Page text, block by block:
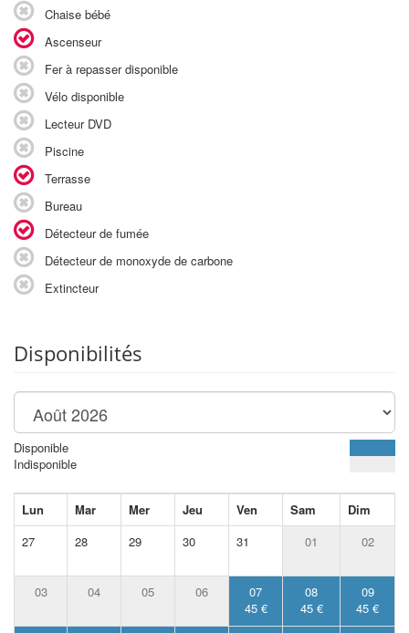
Chaise bébé
Ascenseur
Fer à repasser disponible
Vélo disponible
Lecteur DVD
Piscine
Terrasse
Bureau
Détecteur de fumée
Détecteur de monoxyde de carbone
Extincteur
Disponibilités
Disponible
Indisponible
Lun Mar Mer Jeu Ven Sam
Dim
27
28 29 30 31 01 02
03 04 05 06
07
45 €
08
45 €
09
45 €